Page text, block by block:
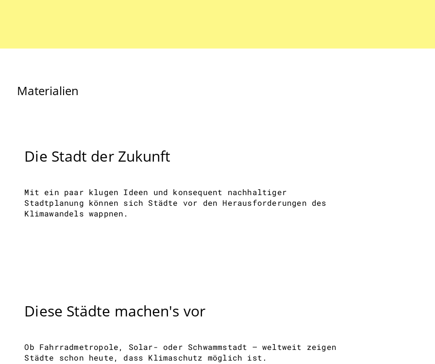
Materialien
Die Stadt der Zukunft
Mit ein paar klugen Ideen und konsequent nachhaltiger
Stadtplanung können sich Städte vor den Herausforderungen des
Klimawandels wappnen.
Diese Städte machen's vor
Ob Fahrradmetropole, Solar- oder Schwammstadt – weltweit zeigen
Städte schon heute, dass Klimaschutz möglich ist.